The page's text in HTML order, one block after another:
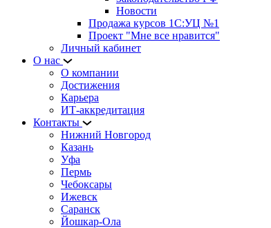
Новости
Продажа курсов 1С:УЦ №1
Проект "Мне все нравится"
Личный кабинет
О нас
О компании
Достижения
Карьера
ИТ-аккредитация
Контакты
Нижний Новгород
Казань
Уфа
Пермь
Чебоксары
Ижевск
Саранск
Йошкар-Ола